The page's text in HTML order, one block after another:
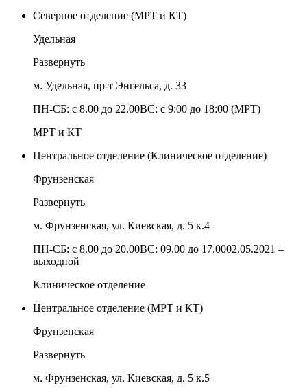
Северное отделение (МРТ и КТ)
Удельная
Развернуть
м. Удельная, пр-т Энгельса, д. 33
ПН-СБ: с 8.00 до 22.00ВС: с 9:00 до 18:00 (МРТ)
МРТ и КТ
Центральное отделение (Клиническое отделение)
Фрунзенская
Развернуть
м. Фрунзенская, ул. Киевская, д. 5 к.4
ПН-СБ: с 8.00 до 20.00ВС: 09.00 до 17.0002.05.2021 –
выходной
Клиническое отделение
Центральное отделение (МРТ и КТ)
Фрунзенская
Развернуть
м. Фрунзенская, ул. Киевская, д. 5 к.5